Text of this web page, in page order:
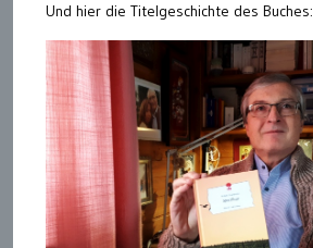
Und hier die Titelgeschichte des Buches: